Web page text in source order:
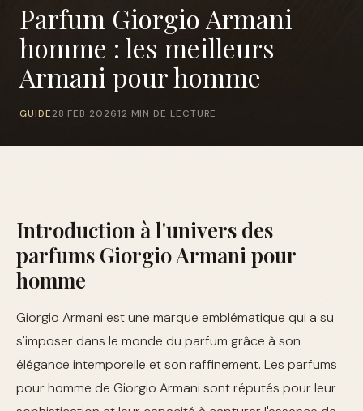
Parfum Giorgio Armani
homme : les meilleurs
Armani pour homme
GUIDE 28 FEB 202612 MIN DE LECTURE
Introduction à l'univers des
parfums Giorgio Armani pour
homme
Giorgio Armani est une marque emblématique qui a su
s'imposer dans le monde du parfum grâce à son
élégance intemporelle et son raffinement. Les parfums
pour homme de Giorgio Armani sont réputés pour leur